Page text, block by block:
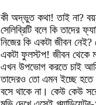
কী অদ্ভুত কথা! তাই না?
সেলিব্রিটি বলে কি তাদের
নিজের কি একটা জীবন
একটা ফুলস্টপ! জীবন থেকে
এখন উপভোগ করতে চাই
তাদেরও তো এমন ইচ্ছে হতে
বসে থাকে না। কেউ কেউ